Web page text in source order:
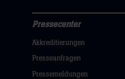
Navigation
öffnen,
dann
Pressecenter
Akkreditierungen
Presseanfragen
Pressemeldungen